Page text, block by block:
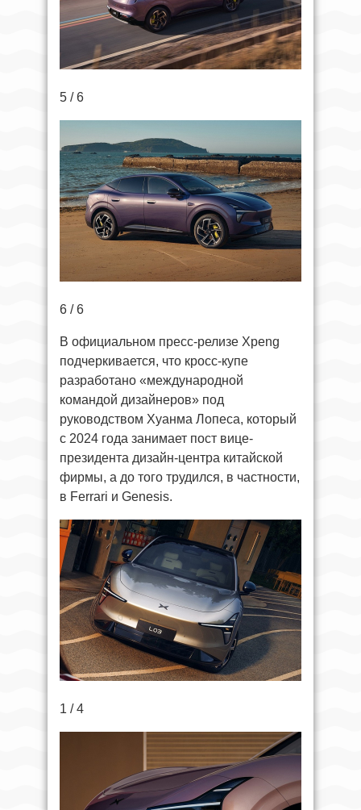
5 / 6
6 / 6
В официальном пресс-релизе Xpeng
подчеркивается, что кросс-купе
разработано «международной
командой дизайнеров» под
руководством Хуанма Лопеса, который
с 2024 года занимает пост вице-
президента дизайн-центра китайской
фирмы, а до того трудился, в частности,
в Ferrari и Genesis.
1 / 4